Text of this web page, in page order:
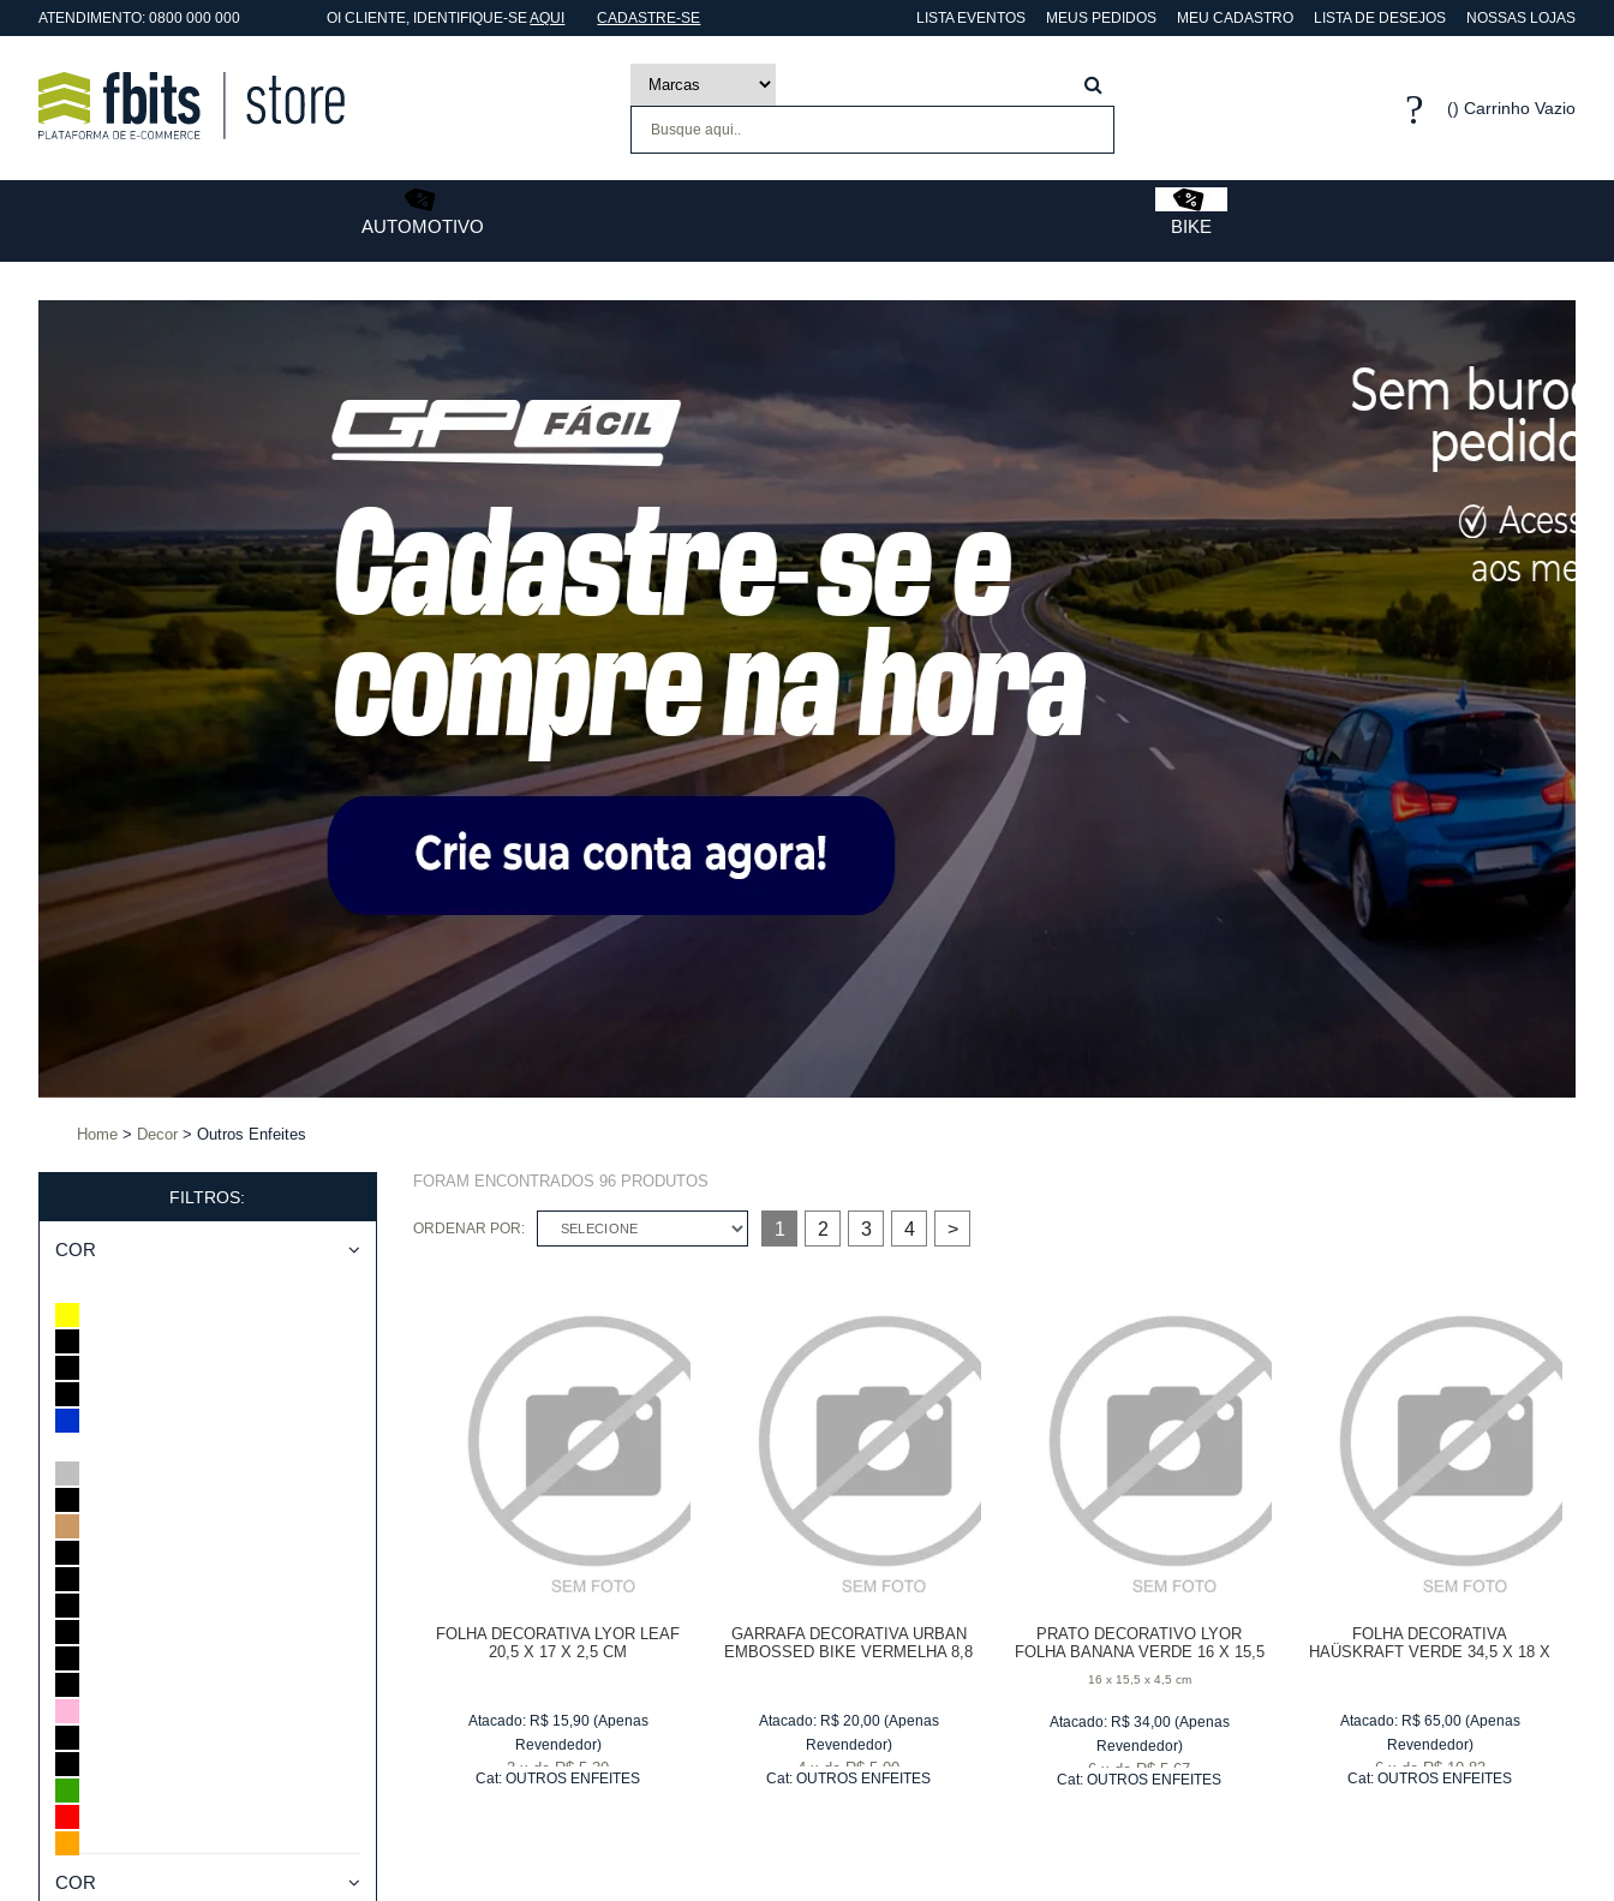
ATENDIMENTO: 0800 000 000 OICLIENTE, IDENTIFIQUE-SEAQUI CADASTRE-SE LISTA EVENTOS MEUS PEDIDOS MEU CADASTRO LISTA DE DESEJOS NOSSAS LOJAS
Carrinho Vazio
AUTOMOTIVO BIKE
Home Decor Outros Enfeites
FILTROS:
COR
COR
FORAM ENCONTRADOS 96PRODUTOS
ORDENAR POR: SELECIONE 1 2 3 4 >
FOLHA DECORATIVA LYOR LEAF
20,5 X 17 X 2,5 CM
Atacado: R$ 15,90 (Apenas
Revendedor)
3 x de R$ 5,30
Cat:OUTROS ENFEITES
GARRAFA DECORATIVA URBAN
EMBOSSED BIKE VERMELHA 8,8
Atacado: R$ 20,00 (Apenas
Revendedor)
4 x de R$ 5,00
Cat:OUTROS ENFEITES
PRATO DECORATIVO LYOR
FOLHA BANANA VERDE 16 X 15,5
16 x 15,5 x 4,5 cm
Atacado: R$ 34,00 (Apenas
Revendedor)
6 x de R$ 5,67
Cat:OUTROS ENFEITES
FOLHA DECORATIVA
HAÜSKRAFT VERDE 34,5 X 18 X
Atacado: R$ 65,00 (Apenas
Revendedor)
6 x de R$ 10,83
Cat:OUTROS ENFEITES